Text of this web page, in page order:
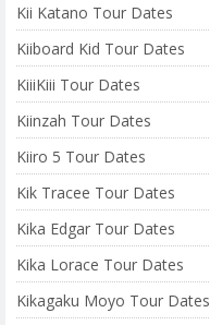
Kii Katano Tour Dates
Kiiboard Kid Tour Dates
KiiiKiii Tour Dates
Kiinzah Tour Dates
Kiiro 5 Tour Dates
Kik Tracee Tour Dates
Kika Edgar Tour Dates
Kika Lorace Tour Dates
Kikagaku Moyo Tour Dates